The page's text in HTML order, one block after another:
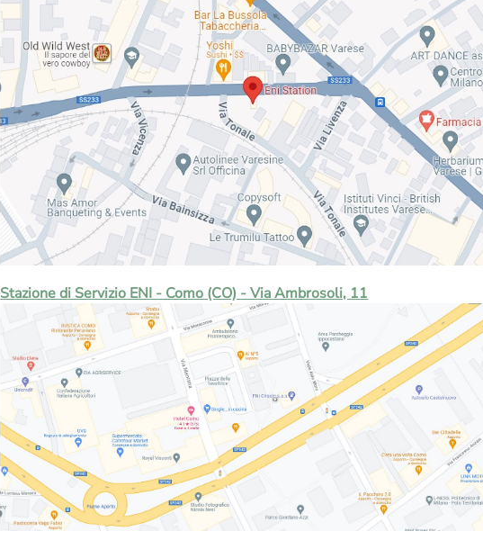
Stazione di Servizio ENI - Como (CO) - Via Ambrosoli, 11